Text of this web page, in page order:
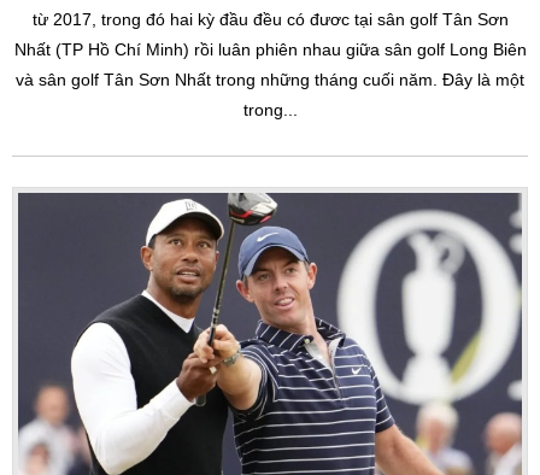
từ 2017, trong đó hai kỳ đầu đều có đươc tại sân golf Tân Sơn
Nhất (TP Hồ Chí Minh) rồi luân phiên nhau giữa sân golf Long Biên
và sân golf Tân Sơn Nhất trong những tháng cuối năm. Đây là một
trong...